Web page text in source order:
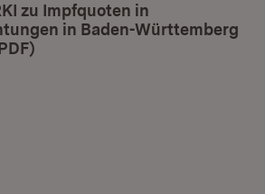
zu Impfquoten in
in Baden-Württemberg